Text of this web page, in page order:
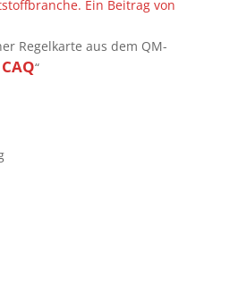
Regelkarte aus dem QM-
CAQ“